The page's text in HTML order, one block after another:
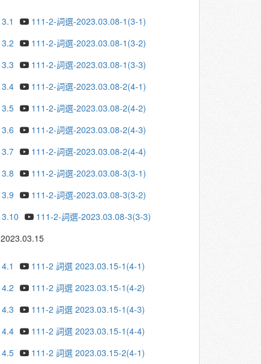
3.1
111-2-詞選-2023.03.08-1(3-1)
3.2
111-2-詞選-2023.03.08-1(3-2)
3.3
111-2-詞選-2023.03.08-1(3-3)
3.4
111-2-詞選-2023.03.08-2(4-1)
3.5
111-2-詞選-2023.03.08-2(4-2)
3.6
111-2-詞選-2023.03.08-2(4-3)
3.7
111-2-詞選-2023.03.08-2(4-4)
3.8
111-2-詞選-2023.03.08-3(3-1)
3.9
111-2-詞選-2023.03.08-3(3-2)
3.10
111-2-詞選-2023.03.08-3(3-3)
2023.03.15
4.1
111-2 詞選 2023.03.15-1(4-1)
4.2
111-2 詞選 2023.03.15-1(4-2)
4.3
111-2 詞選 2023.03.15-1(4-3)
4.4
111-2 詞選 2023.03.15-1(4-4)
4.5
111-2 詞選 2023.03.15-2(4-1)